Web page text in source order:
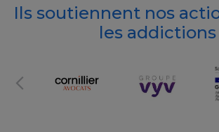
Ils soutiennent nos
les addictions